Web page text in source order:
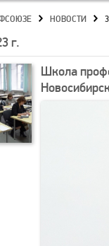
НОВОСТИ
г.
Школа